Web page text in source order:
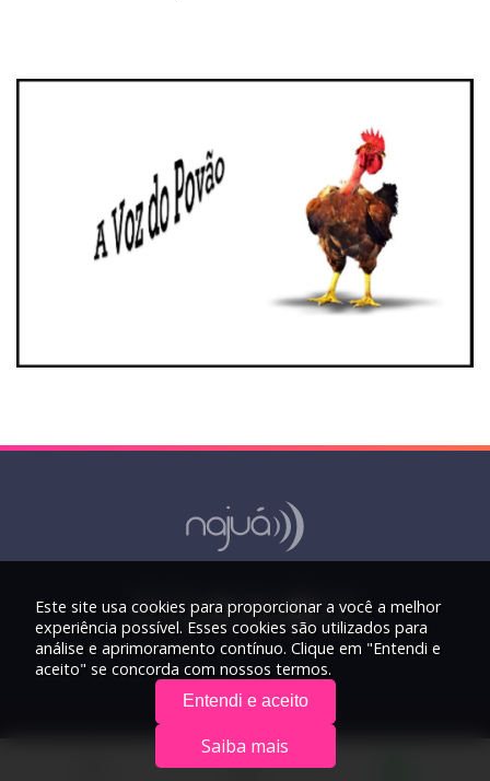
© 2026 Rádio Najuá - Todos os direitos reservados.
Este site usa cookies para proporcionar a você a melhor
experiência possível. Esses cookies são utilizados para
análise e aprimoramento contínuo. Clique em "Entendi e
aceito" se concorda com nossos termos.
Entendi e aceito
Saiba mais